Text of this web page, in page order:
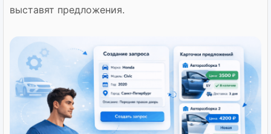
выставят предложения.